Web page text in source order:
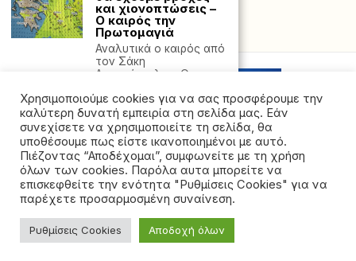
Powered with by Hostville”)
©2026 - All rights reserved. Απαγορεύεται ρητά η
αναδημοσίευση χωρίς προηγούμενη έγγραφη άδεια
Χρησιμοποιούμε cookies για να σας προσφέρουμε την
καλύτερη δυνατή εμπειρία στη σελίδα μας. Εάν
συνεχίσετε να χρησιμοποιείτε τη σελίδα, θα
υποθέσουμε πως είστε ικανοποιημένοι με αυτό.
Πιέζοντας “Αποδέχομαι”, συμφωνείτε με τη χρήση
όλων των cookies. Παρόλα αυτα μπορείτε να
επισκεφθείτε την ενότητα "Ρυθμίσεις Cookies" για να
παρέχετε προσαρμοσμένη συναίνεση.
Ρυθμίσεις Cookies Αποδοχή όλων
και χιονοπτώσεις –
Ο καιρός την
Πρωτομαγιά
Αναλυτικά ο καιρός από
τον Σάκη
Αρναούτογλου. Ο
Νέες απειλές
Νετανιάχου κατά
Ιράν: Θα
«ανταποδώσουμε
δυναμικά» εάν
συνεχίσουν τις
επιθέσεις (Βίντεο)
«Το Ιράν και η
αδύναμοι από ποτέ,